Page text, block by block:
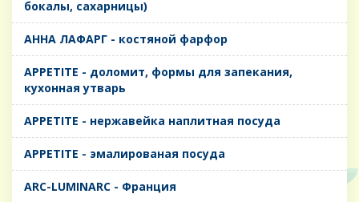
бокалы, сахарницы)
AHHA ЛАФАРГ - костяной фарфор
APPETITE - доломит, формы для запекания,
кухонная утварь
APPETITE - нержавейка наплитная посуда
APPETITE - эмалированая посуда
ARC-LUMINARC - Франция